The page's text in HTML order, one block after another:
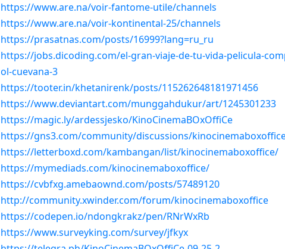
https://www.are.na/voir-fantome-utile/channels
https://www.are.na/voir-kontinental-25/channels
https://prasatnas.com/posts/16999?lang=ru_ru
https://jobs.dicoding.com/el-gran-viaje-de-tu-vida-pelicula-
ol-cuevana-3
https://tooter.in/khetanirenk/posts/115262648181971456
https://www.deviantart.com/munggahdukur/art/1245301233
https://magic.ly/ardessjesko/KinoCinemaBOxOffiCe
https://gns3.com/community/discussions/
https://letterboxd.com/kambangan/list/kinocinemaboxoffice/
https://mymediads.com/kinocinemaboxoffice/
https://cvbfxg.amebaownd.com/posts/57489120
http://community.xwinder.com/forum/kinocinemaboxoffice
https://codepen.io/ndongkrakz/pen/RNrWxRb
https://www.surveyking.com/survey/jfkyx